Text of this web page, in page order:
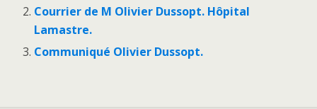
Courrier de M Olivier Dussopt. Hôpital
Lamastre.
Communiqué Olivier Dussopt.